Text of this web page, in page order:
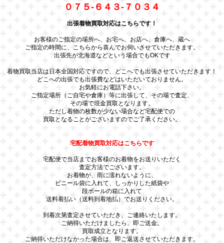
０７５-６４３-７０３４
出張着物買取対応はこちらです！
お客様のご指定の場所へ、お宅へ、お店へ、倉庫へ、蔵へ
ご指定の時間に、こちらから喜んでお伺いさせていただきます。
出張先が北海道などという場合でもOKです
着物買取当店は日本全国対応ですので、どこへでも出張させていただきます！
どこへの出張でも出張費などはいただいておりません。
お気軽にお電話下さい。
ご指定場所（ご自宅や倉庫）等に出張して、その場で査定、
その場で現金買取となります。
ただし着物の枚数が少ない場合など宅配便での
買取となることがございますのでご了承ください。
宅配着物買取対応はこちらです
宅配便で当店までお客様のお着物をお送りいただく
査定方法でございます。
お着物が、雨に濡れないように、
ビニール袋に入れて、しっかりした紙袋や
段ボールの箱に入れて
送料着払い（送料到着地払）でお送りください。
到着次第査定させていただき、ご連絡いたします。
ご納得いただけましたら、即ご送金。
買取成立となります。
ご納得いただけなかった場合は、即ご返送させていただきます。